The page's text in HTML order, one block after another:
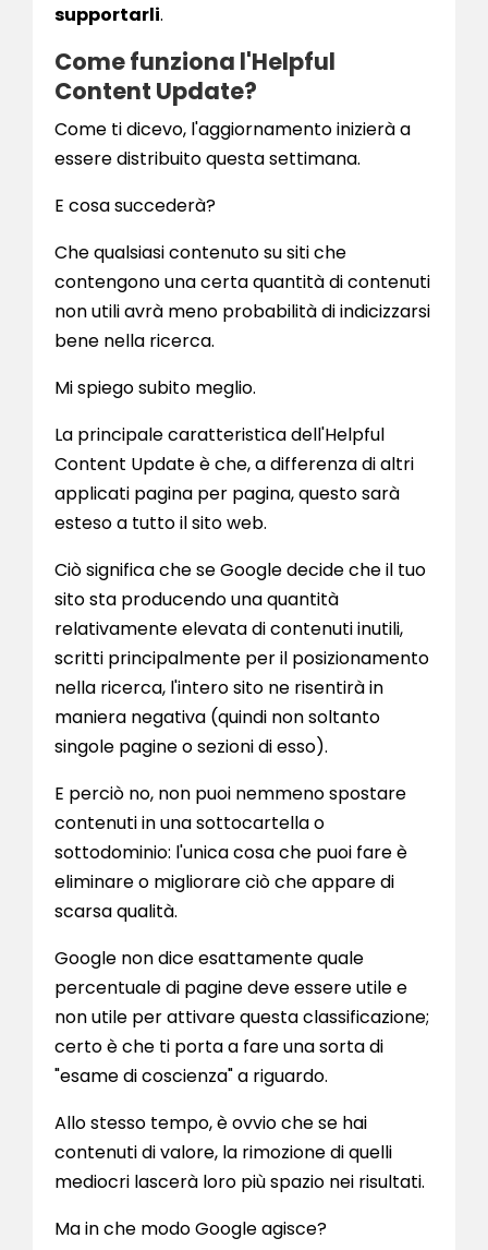
supportarli.
Come funziona l'Helpful
Content Update?
Come ti dicevo, l'aggiornamento inizierà a
essere distribuito questa settimana.
E cosa succederà?
Che qualsiasi contenuto su siti che
contengono una certa quantità di contenuti
non utili avrà meno probabilità di indicizzarsi
bene nella ricerca.
Mi spiego subito meglio.
La principale caratteristica dell'Helpful
Content Update è che, a differenza di altri
applicati pagina per pagina, questo sarà
esteso a tutto il sito web.
Ciò significa che se Google decide che il tuo
sito sta producendo una quantità
relativamente elevata di contenuti inutili,
scritti principalmente per il posizionamento
nella ricerca, l'intero sito ne risentirà in
maniera negativa (quindi non soltanto
singole pagine o sezioni di esso).
E perciò no, non puoi nemmeno spostare
contenuti in una sottocartella o
sottodominio: l'unica cosa che puoi fare è
eliminare o migliorare ciò che appare di
scarsa qualità.
Google non dice esattamente quale
percentuale di pagine deve essere utile e
non utile per attivare questa classificazione;
certo è che ti porta a fare una sorta di
"esame di coscienza" a riguardo.
Allo stesso tempo, è ovvio che se hai
contenuti di valore, la rimozione di quelli
mediocri lascerà loro più spazio nei risultati.
Ma in che modo Google agisce?